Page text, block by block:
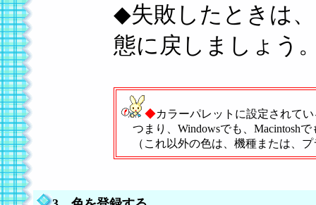
◆失敗したときは
態に戻しましょう
◆カラーパレットに設定されて
つまり、Windowsでも、Macintosh
（これ以外の色は、機種または、